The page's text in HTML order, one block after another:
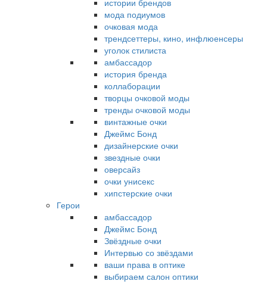
истории брендов
мода подиумов
очковая мода
трендсеттеры, кино, инфлюенсеры
уголок стилиста
амбассадор
история бренда
коллаборации
творцы очковой моды
тренды очковой моды
винтажные очки
Джеймс Бонд
дизайнерские очки
звездные очки
оверсайз
очки унисекс
хипстерские очки
Герои
амбассадор
Джеймс Бонд
Звёздные очки
Интервью со звёздами
ваши права в оптике
выбираем салон оптики